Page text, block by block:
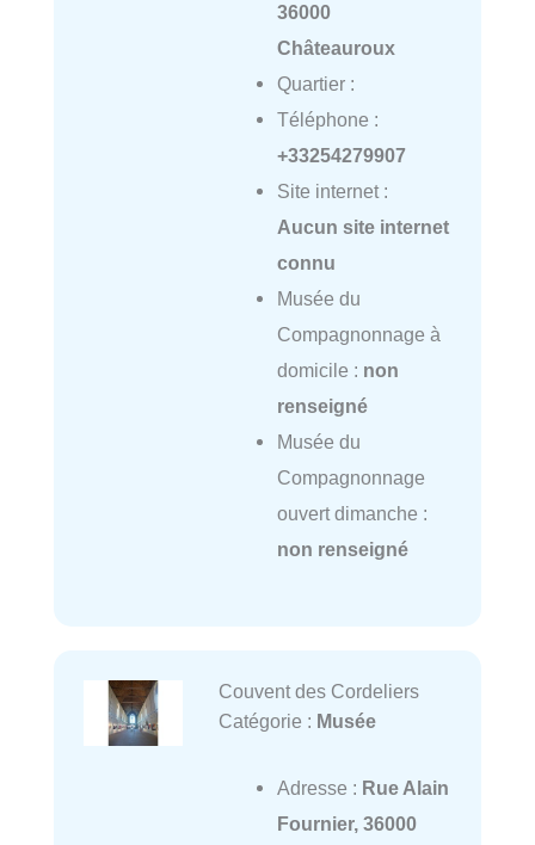
36000
Châteauroux
Quartier :
Téléphone :
+33254279907
Site internet :
Aucun site internet
connu
Musée du
Compagnonnage à
domicile : non
renseigné
Musée du
Compagnonnage
ouvert dimanche :
non renseigné
Couvent des Cordeliers
Catégorie : Musée
Adresse : Rue Alain
Fournier, 36000